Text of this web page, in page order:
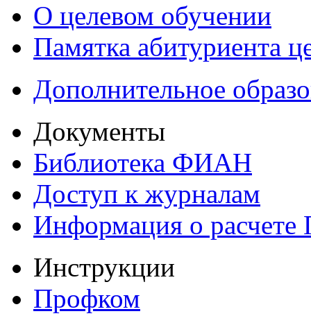
О целевом обучении
Памятка абитуриента
Дополнительное
Документы
Библиотека ФИАН
Доступ к журналам
Информация о
Инструкции
Профком